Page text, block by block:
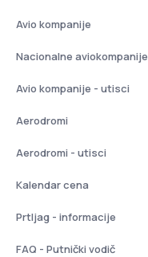
Avio kompanije
Nacionalne aviokompanije
Avio kompanije - utisci
Aerodromi
Aerodromi - utisci
Kalendar cena
Prtljag - informacije
FAQ - Putnički vodič